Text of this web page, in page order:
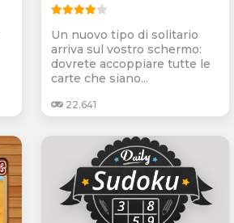
Un nuovo tipo di solitario
arriva sul vostro schermo:
dovrete accoppiare tutte le
carte che siano...
22.641